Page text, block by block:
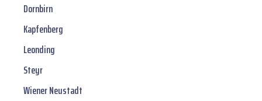
Dornbirn
Kapfenberg
Leonding
Steyr
Wiener Neustadt